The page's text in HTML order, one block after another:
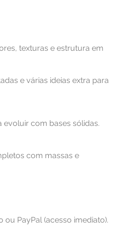
texturas e estrutura em
e várias ideias extra para
evoluir com bases sólidas.
com massas e
PayPal (acesso imediato).